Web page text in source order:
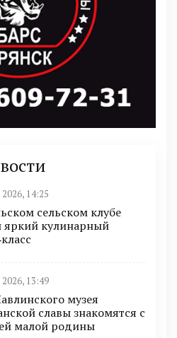
2026, 14:25
сельском клубе
яркий кулинарный
2026, 13:49
музея
славы знакомятся с
малой родины